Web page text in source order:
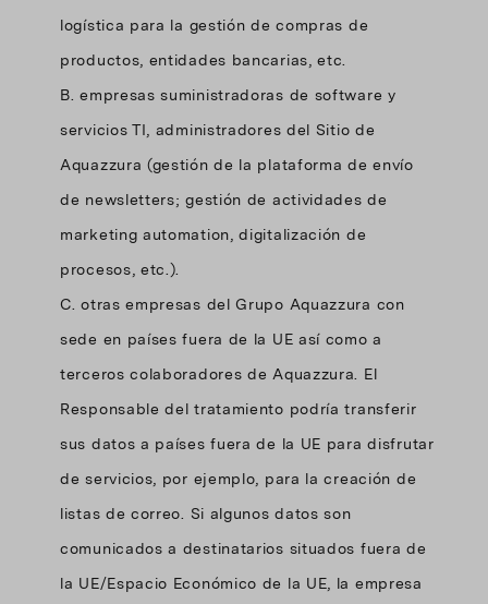
logística para la gestión de compras de
productos, entidades bancarias, etc.
B. empresas suministradoras de software y
servicios TI, administradores del Sitio de
Aquazzura (gestión de la plataforma de envío
de newsletters; gestión de actividades de
marketing automation, digitalización de
procesos, etc.).
C. otras empresas del Grupo Aquazzura con
sede en países fuera de la UE así como a
terceros colaboradores de Aquazzura. El
Responsable del tratamiento podría transferir
sus datos a países fuera de la UE para disfrutar
de servicios, por ejemplo, para la creación de
listas de correo. Si algunos datos son
comunicados a destinatarios situados fuera de
la UE/Espacio Económico de la UE, la empresa